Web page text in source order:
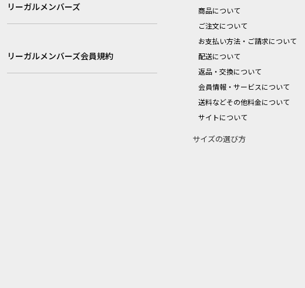
リーガルメンバーズ
リーガルメンバーズ会員規約
商品について
ご注文について
お支払い方法・ご請求について
配送について
返品・交換について
会員情報・サービスについて
送料などその他料金について
サイトについて
サイズの選び方